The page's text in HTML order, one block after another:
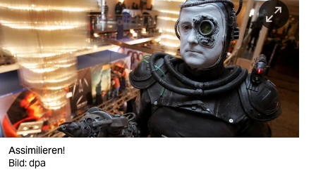
sport
berlin
nord
wahrheit
verlag
verlag
Assimilieren!
Bild: dpa